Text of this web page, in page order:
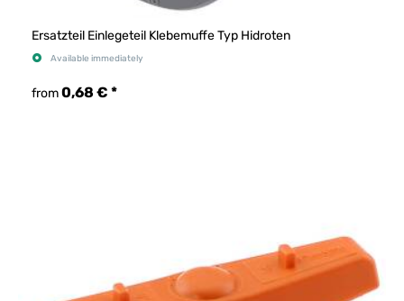
Ersatzteil Einlegeteil Klebemuffe Typ Hidroten
Available immediately
from0,68 € *